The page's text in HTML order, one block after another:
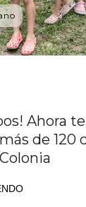
Ahora
de 120